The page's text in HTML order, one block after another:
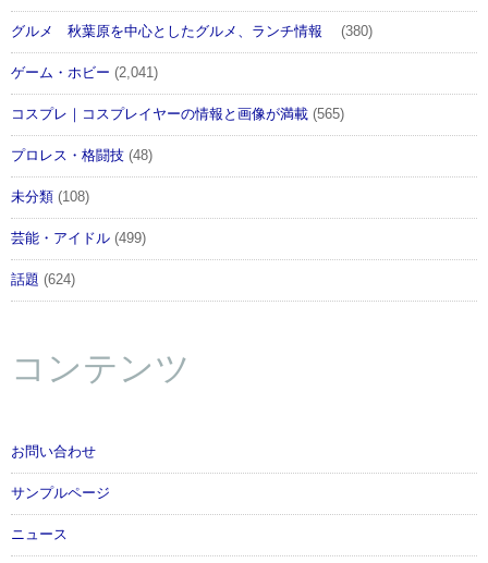
グルメ 秋葉原を中心としたグルメ、ランチ情報 (380)
ゲーム・ホビー (2,041)
コスプレ｜コスプレイヤーの情報と画像が満載 (565)
プロレス・格闘技 (48)
未分類 (108)
芸能・アイドル (499)
話題 (624)
コンテンツ
お問い合わせ
サンプルページ
ニュース